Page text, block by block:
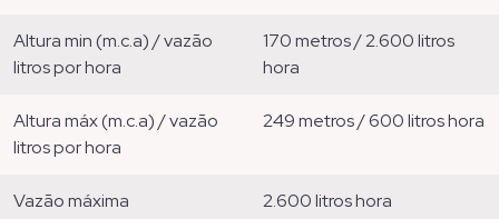
altura min (m.c.a) / vazão
litros por hora
170 metros / 2.600 litros
hora
altura máx (m.c.a) / vazão
litros por hora
249 metros / 600 litros hora
vazão máxima 2.600 litros hora